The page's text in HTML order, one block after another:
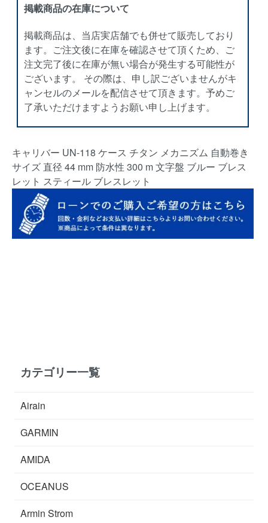
掲載商品の在庫について
掲載商品は、当店実店舗でも併せて販売しており
ます。ご注文後に在庫を確認させて頂くため、ご
注文完了後に在庫が無い場合が発生する可能性が
ございます。 その際は、申し訳ございませんがキ
ャンセルのメールを配信させて頂きます。予めご
了承いただけますようお願い申し上げます。
キャリバー UN-118 ケース チタン メカニズム 自動巻き
サイズ 直径 44 mm 防水性 300 m 文字盤 ブルー ブレス
レット スティール ブレスレット
カテゴリー一覧
Airain
GARMIN
AMIDA
OCEANUS
Armin Strom